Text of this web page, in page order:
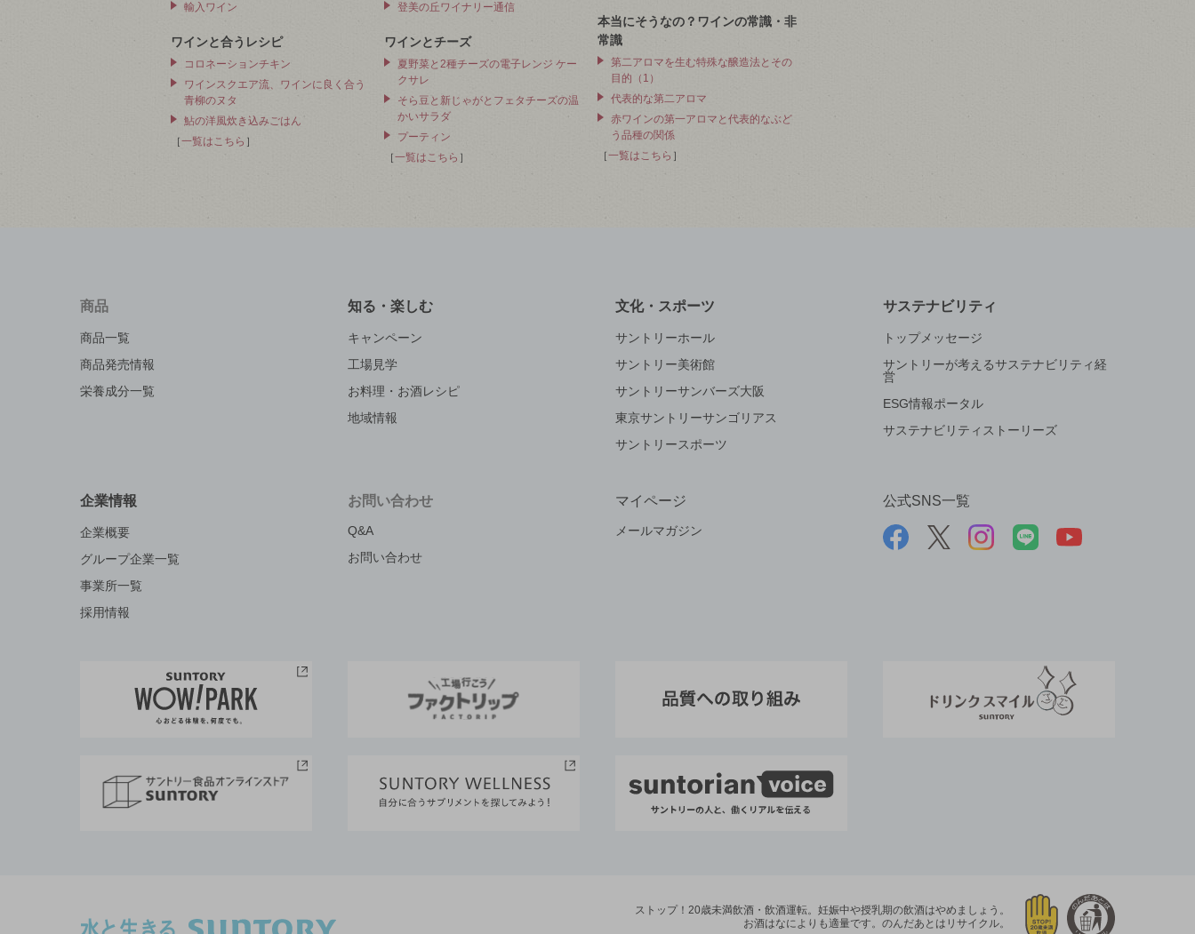
輸入ワイン
ワインと合うレシピ
コロネーションチキン
ワインスクエア流、ワインに良く合う
青柳のヌタ
鮎の洋風炊き込みごはん
［一覧はこちら ］
登美の丘ワイナリー通信
ワインとチーズ
夏野菜と2種チーズの電子レンジ ケー
クサレ
そら豆と新じゃがとフェタチーズの温
かいサラダ
プーティン
［一覧はこちら ］
本当にそうなの？ワインの常識・非
常識
第二アロマを生む特殊な醸造法とその
目的（1）
代表的な第二アロマ
赤ワインの第一アロマと代表的なぶど
う品種の関係
［一覧はこちら ］
商品
商品一覧
商品発売情報
栄養成分一覧
知る・楽しむ
キャンペーン
工場見学
お料理・お酒レシピ
地域情報
文化・スポーツ
サントリーホール
サントリー美術館
サントリーサンバーズ大阪
東京サントリーサンゴリアス
サントリースポーツ
サステナビリティ
トップメッセージ
サントリーが考えるサステナビリティ経
営
ESG情報ポータル
サステナビリティストーリーズ
企業情報
企業概要
グループ企業一覧
事業所一覧
採用情報
お問い合わせ
Q&A
お問い合わせ
マイページ
メールマガジン
公式SNS一覧
ストップ！20歳未満飲酒・飲酒運転。 妊娠中や授乳期の飲酒はやめましょう。
お酒はなによりも適量です。 のんだあとはリサイクル。